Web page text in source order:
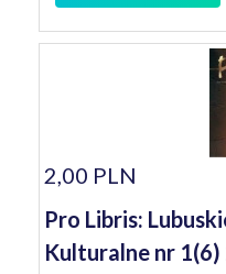
2,00 PLN
Pro Libris:
Kulturalne nr 1(6)